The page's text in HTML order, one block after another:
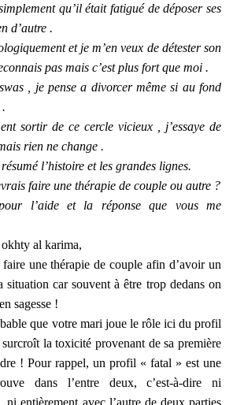
qu’il était fatigué de déposer ses
d’autre .
et je m’en veux de détester son
pas mais c’est plus fort que moi .
, je pense a divorcer même si au fond
sortir de ce cercle vicieux , j’essaye de
rien ne change .
l’histoire et les grandes lignes.
faire une thérapie de couple ou autre ?
l’aide et la réponse que vous me
al karima,
une thérapie de couple afin d’avoir un
situation car souvent à être trop dedans on
sagesse !
que votre mari joue le rôle ici du profil
la toxicité provenant de sa première
! Pour rappel, un profil « fatal » est une
dans l’entre deux, c’est-à-dire ni
ni entièrement avec l’autre de deux parties